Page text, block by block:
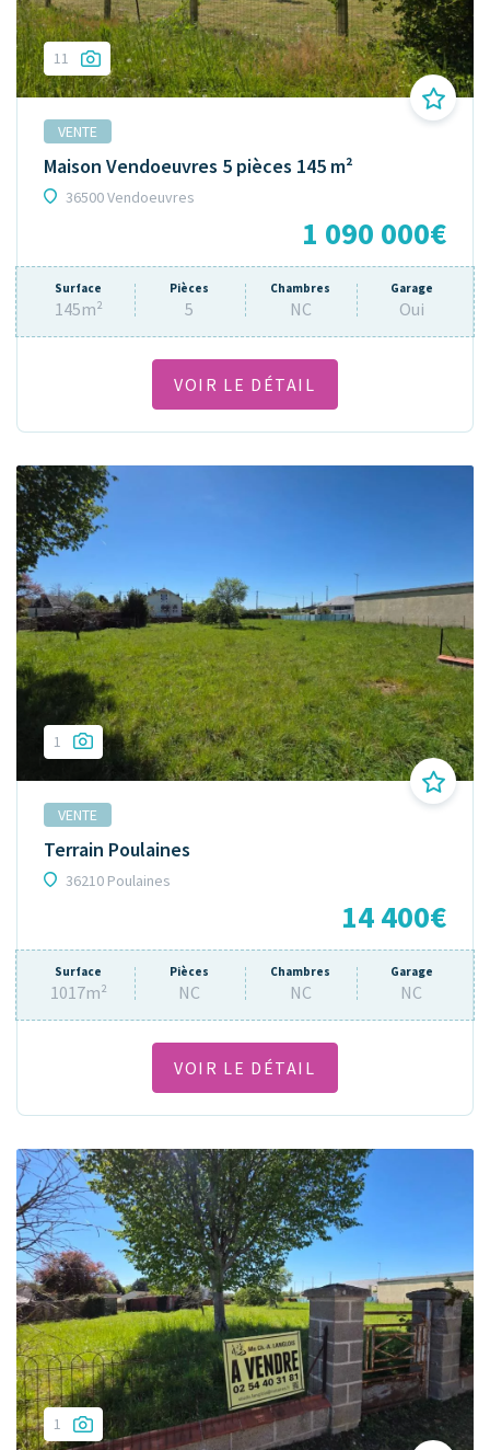
11
VENTE
Maison Vendoeuvres 5 pièces 145 m²
36500 Vendoeuvres
1 090 000€
Surface
145m²
Pièces
5
Chambres
NC
Garage
Oui
VOIR LE DÉTAIL
1
VENTE
Terrain Poulaines
36210 Poulaines
14 400€
Surface
1017m²
Pièces
NC
Chambres
NC
Garage
NC
VOIR LE DÉTAIL
1